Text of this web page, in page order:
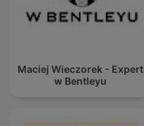
Maciej Wieczorek - Expert
w Bentleyu